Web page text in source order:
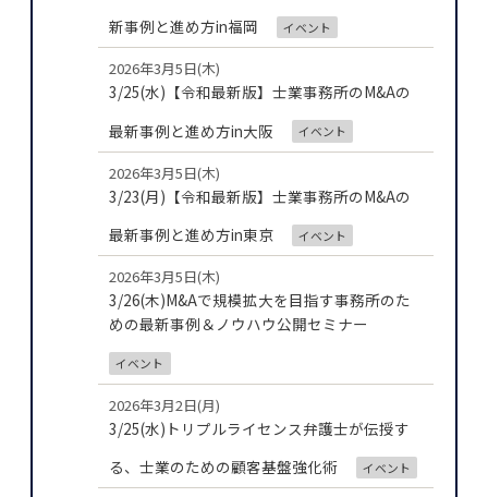
新事例と進め方in福岡
イベント
2026年3月5日(木)
3/25(水)【令和最新版】士業事務所のM&Aの
最新事例と進め方in大阪
イベント
2026年3月5日(木)
3/23(月)【令和最新版】士業事務所のM&Aの
最新事例と進め方in東京
イベント
2026年3月5日(木)
3/26(木)M&Aで規模拡大を目指す事務所のた
めの最新事例＆ノウハウ公開セミナー
イベント
2026年3月2日(月)
3/25(水)トリプルライセンス弁護士が伝授す
る、士業のための顧客基盤強化術
イベント